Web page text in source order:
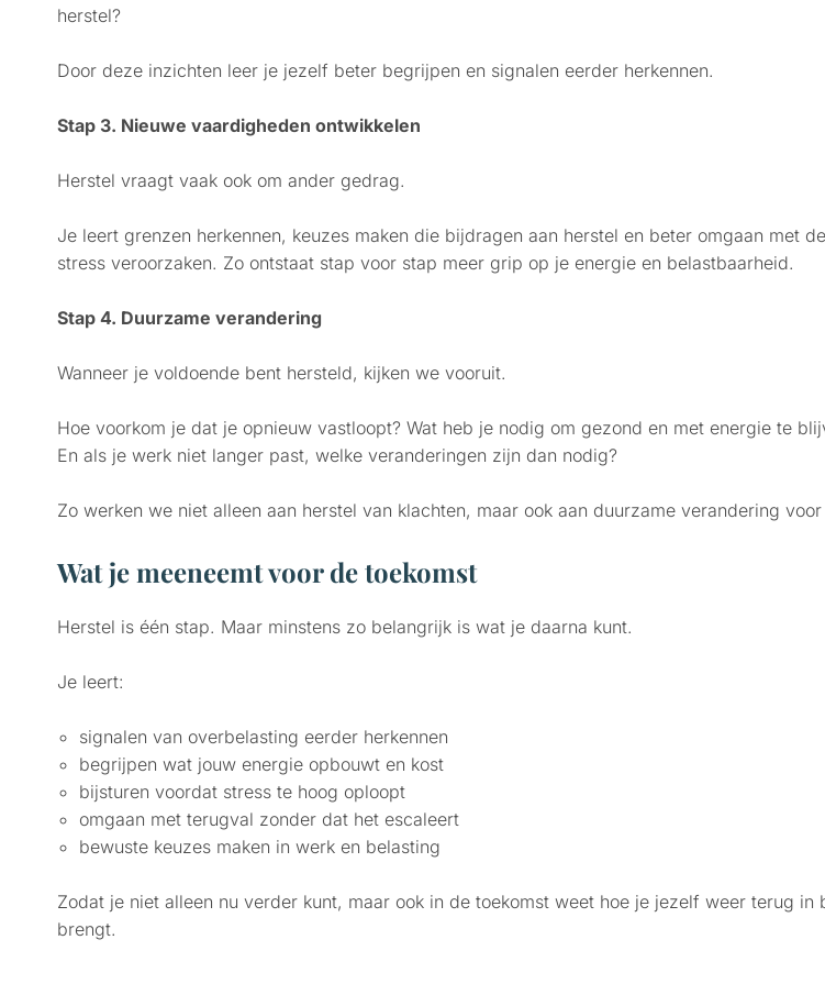
herstel?
Door deze inzichten leer je jezelf beter begrijpen en signalen eerder herkennen.
Stap 3. Nieuwe vaardigheden ontwikkelen
Herstel vraagt vaak ook om ander gedrag.
Je leert grenzen herkennen, keuzes maken die bijdragen aan herstel en beter omgaan met
stress veroorzaken. Zo ontstaat stap voor stap meer grip op je energie en belastbaarheid.
Stap 4. Duurzame verandering
Wanneer je voldoende bent hersteld, kijken we vooruit.
Hoe voorkom je dat je opnieuw vastloopt? Wat heb je nodig om gezond en met energie te
En als je werk niet langer past, welke veranderingen zijn dan nodig?
Zo werken we niet alleen aan herstel van klachten, maar ook aan duurzame verandering
Wat je meeneemt voor de toekomst
Herstel is één stap. Maar minstens zo belangrijk is wat je daarna kunt.
Je leert:
signalen van overbelasting eerder herkennen
begrijpen wat jouw energie opbouwt en kost
bijsturen voordat stress te hoog oploopt
omgaan met terugval zonder dat het escaleert
bewuste keuzes maken in werk en belasting
Zodat je niet alleen nu verder kunt, maar ook in de toekomst weet hoe je jezelf weer terug in
brengt.